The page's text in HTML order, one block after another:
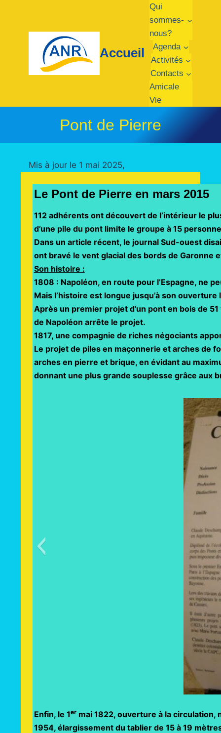
contenu
Accueil
Qui
sommes-
nous?
Agenda
Activités
Contacts
Amicale
Vie
Pont de Pierre
Mis à jour le 1 mai 2025,
Le Pont de Pierre en mars 2015
112 adhérents ont découvert de l’intérieur le
d’une pile du pont limite le groupe à 15
Dans un article récent, le journal Sud-ouest
ont bravé le vent glacial des bords de Garonne
Son histoire :
1808 : Napoléon, en route pour l’Espagne, ne
Mais l’histoire est longue jusqu’à son ouverture
Après un premier projet d’un pont en bois de
de Napoléon arrête le projet.
1817, une compagnie de riches négociants
Le projet de piles en maçonnerie et arches de
arches en pierre et brique, en évidant au
donnant une plus grande souplesse grâce aux
Enfin, le 1ermai 1822, ouverture à la circulation,
1954, élargissement du tablier de 15 à 19